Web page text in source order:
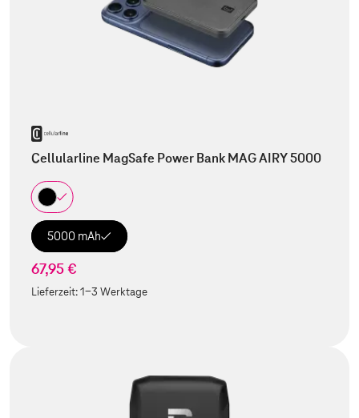
Cellularline MagSafe Power Bank MAG AIRY 5000
5000 mAh
67,95 €
Lieferzeit:1-3 Werktage